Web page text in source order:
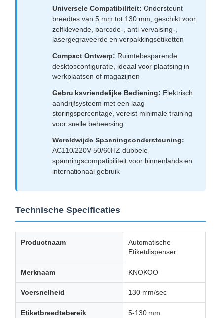
Universele Compatibiliteit: Ondersteunt
breedtes van 5 mm tot 130 mm, geschikt voor
zelfklevende, barcode-, anti-vervalsing-,
lasergegraveerde en verpakkingsetiketten
Compact Ontwerp: Ruimtebesparende
desktopconfiguratie, ideaal voor plaatsing in
werkplaatsen of magazijnen
Gebruiksvriendelijke Bediening: Elektrisch
aandrijfsysteem met een laag
storingspercentage, vereist minimale training
voor snelle beheersing
Wereldwijde Spanningsondersteuning:
AC110/220V 50/60HZ dubbele
spanningscompatibiliteit voor binnenlands en
internationaal gebruik
Technische Specificaties
Productnaam
Automatische
Etiketdispenser
Merknaam KNOKOO
Voersnelheid 130 mm/sec
Etiketbreedtebereik 5-130 mm